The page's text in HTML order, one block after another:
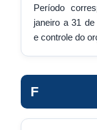
Período
janeiro a 31
e controle do
F